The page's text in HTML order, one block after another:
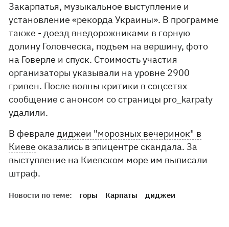
Закарпатья, музыкальное выступление и
установление «рекорда Украины». В программе
также - доезд внедорожниками в горную
долину Головческа, подъем на вершину, фото
на Говерле и спуск. Стоимость участия
организаторы указывали на уровне 2900
гривен. После волны критики в соцсетях
сообщение с анонсом со страницы pro_karpaty
удалили.
В февраледиджеи "морозных вечеринок" в
Киеве оказались в эпицентре скандала. За
выступление на Киевском море им выписали
штраф.
Новости по теме: горы Карпаты диджеи